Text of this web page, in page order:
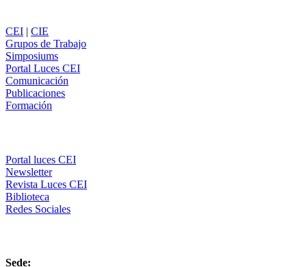
CEI | CIE
Grupos de Trabajo
Simposiums
Portal Luces CEI
Comunicación
Publicaciones
Formación
Portal luces CEI
Newsletter
Revista Luces CEI
Biblioteca
Redes Sociales
Sede: